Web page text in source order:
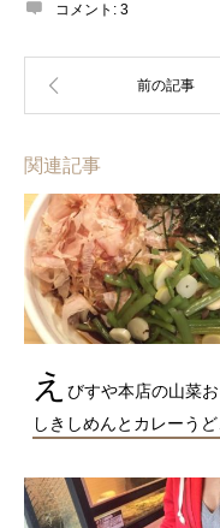
コメント: 3
関連記事
え
びすや本店の山菜お
しきしめんとカレーうど